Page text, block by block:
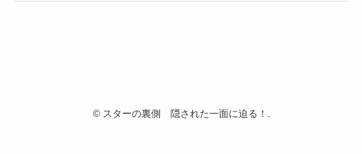
©スターの裏側 隠された一面に迫る！.